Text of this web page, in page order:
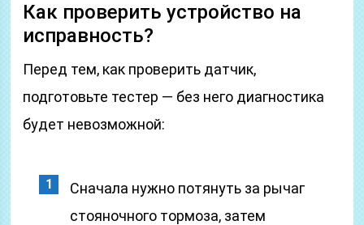
Как проверить устройство на
исправность?
Перед тем, как проверить датчик,
подготовьте тестер — без него диагностика
будет невозможной:
Сначала нужно потянуть за рычаг
стояночного тормоза, затем